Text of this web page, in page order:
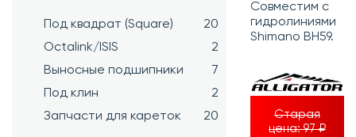
Под квадрат (Square)
20
Octalink/ISIS
2
Выносные подшипники
7
Под клин
2
Запчасти для кареток
20
Совместим с
гидролиниями
Shimano BH59.
Старая
цена:97 ₽